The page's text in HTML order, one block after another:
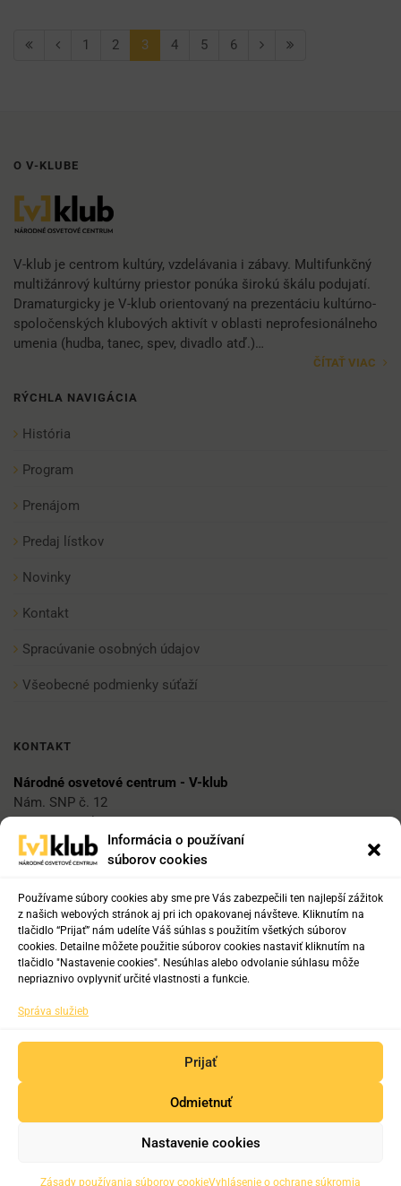
Informácia o používaní
súborov cookies
Používame súbory cookies aby sme pre Vás zabezpečili ten najlepší zážitok
z našich webových stránok aj pri ich opakovanej návšteve. Kliknutím na
tlačidlo “Prijať” nám udelíte Váš súhlas s použitím všetkých súborov
cookies. Detailne môžete použitie súborov cookies nastaviť kliknutím na
tlačidlo "Nastavenie cookies". Nesúhlas alebo odvolanie súhlasu môže
nepriaznivo ovplyvniť určité vlastnosti a funkcie.
Správa služieb
Prijať
Odmietnuť
Nastavenie cookies
Zásady používania súborov cookieVyhlásenie o ochrane súkromia
1 2 3 4 5 6
O V-KLUBE
V-klub je centrom kultúry, vzdelávania i zábavy. Multifunkčný
multižánrový kultúrny priestor ponúka širokú škálu podujatí.
Dramaturgicky je V-klub orientovaný na prezentáciu kultúrno-
spoločenských klubových aktivít v oblasti neprofesionálneho
umenia (hudba, tanec, spev, divadlo atď.)…
ČÍTAŤ VIAC
RÝCHLA NAVIGÁCIA
História
Program
Prenájom
Predaj lístkov
Novinky
Kontakt
Spracúvanie osobných údajov
Všeobecné podmienky súťaží
KONTAKT
Národné osvetové centrum - V-klub
Nám. SNP č. 12
812 34 Bratislava 1
vklub@nocka.sk
Tel:
+421 2 204 71 217
+421 918 817 141